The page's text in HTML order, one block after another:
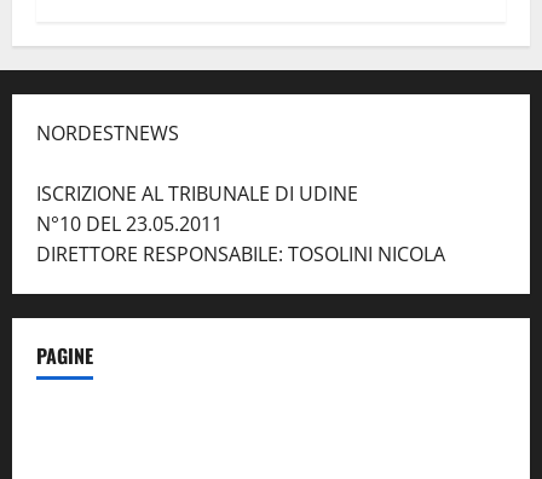
NORDESTNEWS
ISCRIZIONE AL TRIBUNALE DI UDINE
N°10 DEL 23.05.2011
DIRETTORE RESPONSABILE: TOSOLINI NICOLA
PAGINE